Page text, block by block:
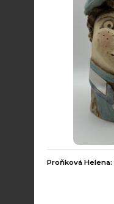
Proňková